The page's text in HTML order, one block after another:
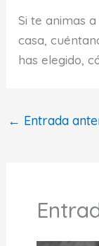
Si te animas
casa,
has elegido,
← Entrada